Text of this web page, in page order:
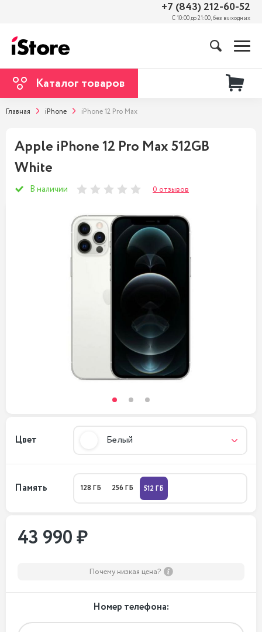
+7 (843) 212-60-52
С 10:00 до 21:00, без выходных
Каталог товаров
Главная iPhone iPhone 12 Pro Max
Apple iPhone 12 Pro Max 512GB
White
В наличии 0 отзывов
Цвет Белый
Память 128 ГБ 256 ГБ 512 ГБ
43 990 ₽
Почему низкая цена?
Номер телефона: